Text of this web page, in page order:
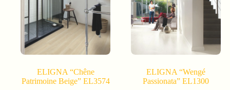
ELIGNA “Chêne
Patrimoine Beige” EL3574
ELIGNA “Wengé
Passionata” EL1300